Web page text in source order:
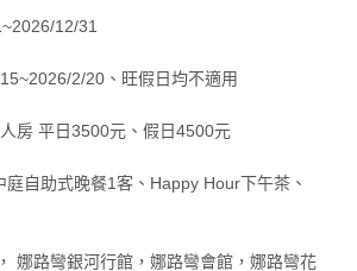
12/31
2/20、旺假日均不適用
房 平日3500元、假日4500元
庭自助式晚餐1客、Happy Hour下午茶、
娜路彎銀河行館，娜路彎會館，娜路彎花